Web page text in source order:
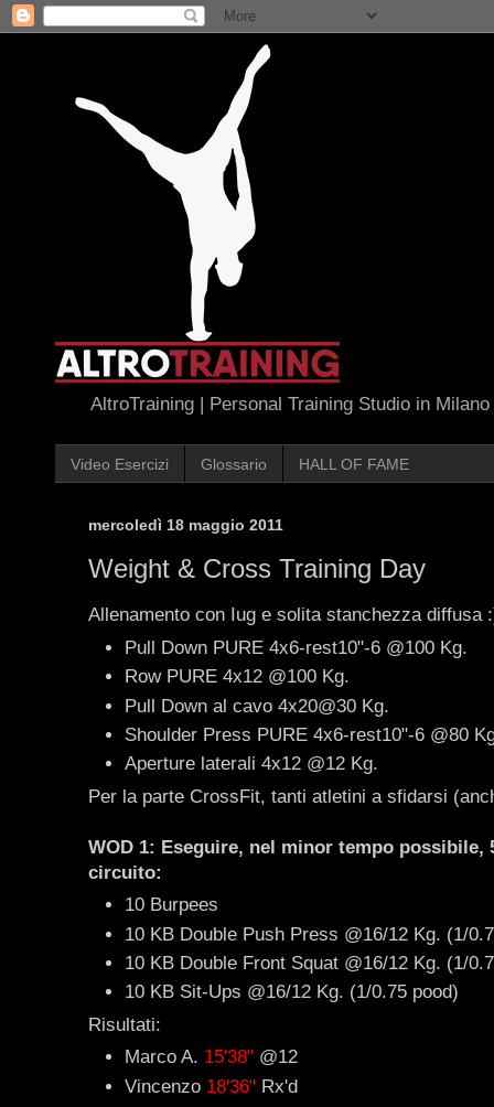
AltroTraining | Personal Training Studio in Milano
Video Esercizi Glossario HALL OF FAME
mercoledì 18 maggio 2011
Weight & Cross Training Day
Allenamento con Iug e solita stanchezza diffusa
Pull Down PURE 4x6-rest10"-6 @100 Kg.
Row PURE 4x12 @100 Kg.
Pull Down al cavo 4x20@30 Kg.
Shoulder Press PURE 4x6-rest10"-6 @80
Aperture laterali 4x12 @12 Kg.
Per la parte CrossFit, tanti atletini a sfidarsi
WOD 1: Eseguire, nel minor tempo possibile,
circuito:
10 Burpees
10 KB Double Push Press @16/12 Kg. (1/
10 KB Double Front Squat @16/12 Kg. (1/
10 KB Sit-Ups @16/12 Kg. (1/0.75 pood)
Risultati:
Marco A. 15'38" @12
Vincenzo 18'36" Rx'd